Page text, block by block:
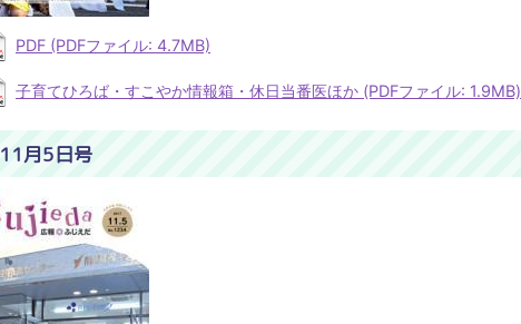
PDF (PDFファイル: 4.7MB)
子育てひろば・すこやか情報箱・休日当番医ほか (PDFファイル: 1.9MB)
11月5日号